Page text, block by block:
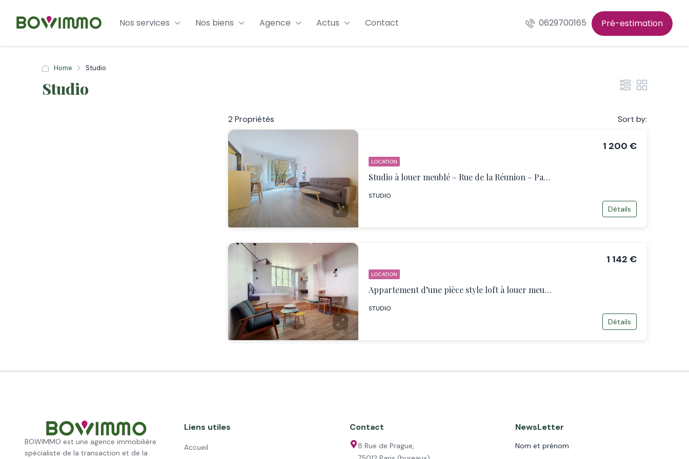
Nos services Nos biens Agence Actus Contact 0629700165 Pré-estimation
Home Studio
Studio
2 Propriétés Sort by:
LOCATION
Studio à louer meublé – Rue de la Réunion – Paris 20
1‎ 200‎ €
STUDIO
Détails
LOCATION
Appartement d’une pièce style loft à louer meublé – Avenue Daumesnil – Paris 12
1‎ 142‎ €
STUDIO
Détails
BOWIMMO est une agence immobilière
spécialiste de la transaction et de la
Liens utiles
Accueil
Contact
8 Rue de Prague,
NewsLetter
Nom et prénom